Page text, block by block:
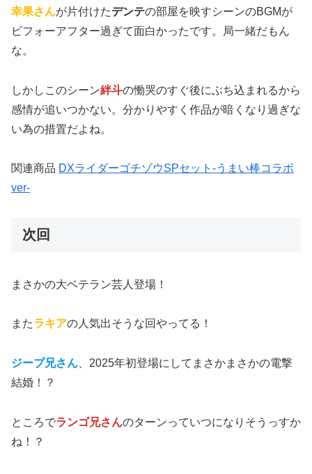
幸果さんが片付けたデンテの部屋を映すシーンのBGMが
ビフォーアフター過ぎて面白かったです。局一緒だもん
な。
しかしこのシーン絆斗の慟哭のすぐ後にぶち込まれるから
感情が追いつかない。分かりやすく作品が暗くなり過ぎな
い為の措置だよね。
関連商品 DXライダーゴチゾウSPセット-うまい棒コラボ
ver-
次回
まさかの大ベテラン芸人登場！
またラキアの人気出そうな回やってる！
ジープ兄さん 、2025年初登場にしてまさかまさかの電撃
結婚！？
ところでランゴ兄さんのターンっていつになりそうっすか
ね！？